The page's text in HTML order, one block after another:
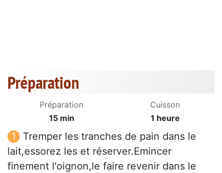
Préparation
Préparation
15 min
Cuisson
1 heure
Tremper les tranches de pain dans le
lait,essorez les et réserver.Emincer
finement l'oignon,le faire revenir dans le